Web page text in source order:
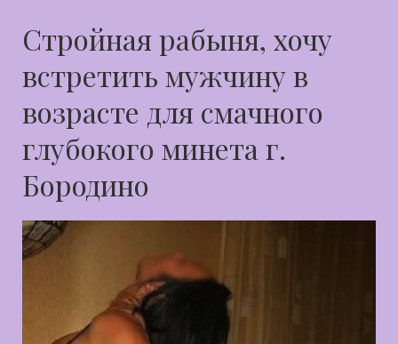
Стройная рабыня, хочу
встретить мужчину в
возрасте для смачного
глубокого минета г.
Бородино